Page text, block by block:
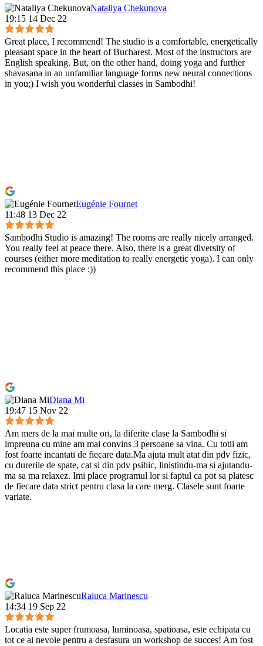
Nataliya Chekunova
19:15 14 Dec 22
Great place, I recommend! The studio is a comfortable, energetically
pleasant space in the heart of Bucharest. Most of the instructors are
English speaking. But, on the other hand, doing yoga and further
shavasana in an unfamiliar language forms new neural connections
in you;) I wish you wonderful classes in Sambodhi!
Eugénie Fournet
11:48 13 Dec 22
Sambodhi Studio is amazing! The rooms are really nicely arranged.
You really feel at peace there. Also, there is a great diversity of
courses (either more meditation to really energetic yoga). I can only
recommend this place :))
Diana Mi
19:47 15 Nov 22
Am mers de la mai multe ori, la diferite clase la Sambodhi si
impreuna cu mine am mai convins 3 persoane sa vina. Cu totii am
fost foarte incantati de fiecare data.Ma ajuta mult atat din pdv fizic,
cu durerile de spate, cat si din pdv psihic, linistindu-ma si ajutandu-
ma sa ma relaxez. Imi place programul lor si faptul ca pot sa platesc
de fiecare data strict pentru clasa la care merg. Clasele sunt foarte
variate.
Raluca Marinescu
14:34 19 Sep 22
Locatia este super frumoasa, luminoasa, spatioasa, este echipata cu
tot ce ai nevoie pentru a desfasura un workshop de succes! Am fost